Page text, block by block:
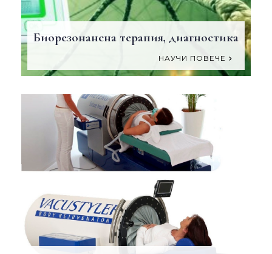
Биорезонансна терапия, диагностика
НАУЧИ ПОВЕЧЕ